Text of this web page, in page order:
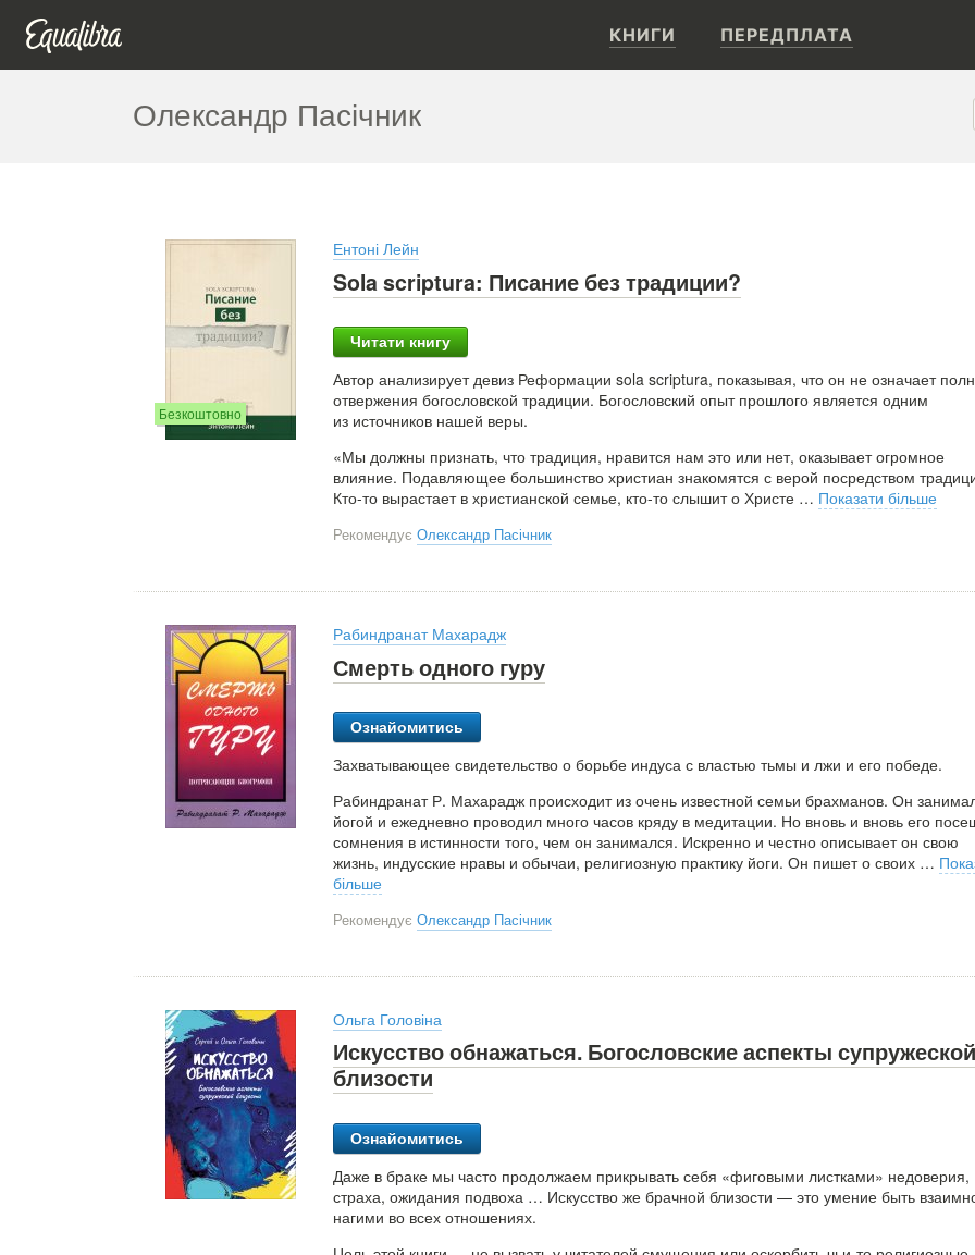
КНИГИ ПЕРЕДПЛАТА
Олександр Пасічник
Безкоштовно
Ентоні Лейн
Sola scriptura: Писание без традиции?
Читати книгу
Автор анализирует девиз Реформации sola scriptura, показывая, что он не означает
отвержения богословской традиции. Богословский опыт прошлого является одним
из источников нашей веры.
«Мы должны признать, что традиция, нравится нам это или нет, оказывает огромное
влияние. Подавляющее большинство христиан знакомятся с верой посредством
Кто-то вырастает в христианской семье, кто-то слышит о Христе … Показати більше
Рекомендує Олександр Пасічник
Рабиндранат Махарадж
Смерть одного гуру
Ознайомитись
Захватывающее свидетельство о борьбе индуса с властью тьмы и лжи и его победе.
Рабиндранат Р. Махарадж происходит из очень известной семьи брахманов. Он
йогой и ежедневно проводил много часов кряду в медитации. Но вновь и вновь его
сомнения в истинности того, чем он занимался. Искренно и честно описывает он свою
жизнь, индусские нравы и обычаи, религиозную практику йоги. Он пишет о своих …
більше
Рекомендує Олександр Пасічник
Ольга Головіна
Искусство обнажаться. Богословские аспекты супружеской
близости
Ознайомитись
Даже в браке мы часто продолжаем прикрывать себя «фиговыми листками» недоверия,
страха, ожидания подвоха … Искусство же брачной близости — это умение быть
нагими во всех отношениях.